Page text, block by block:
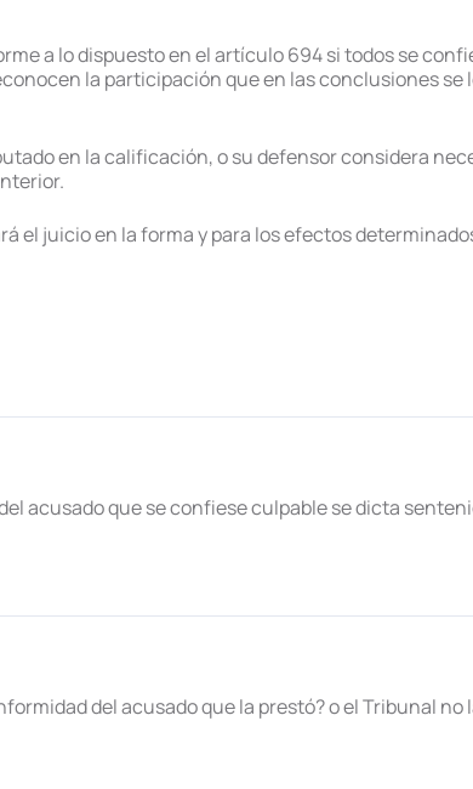
a lo dispuesto en el artículo 694 si todos se
la participación que en las conclusiones se
en la calificación, o su defensor considera
el juicio en la forma y para los efectos
acusado que se confiese culpable se dicta
del acusado que la prestó? o el Tribunal no